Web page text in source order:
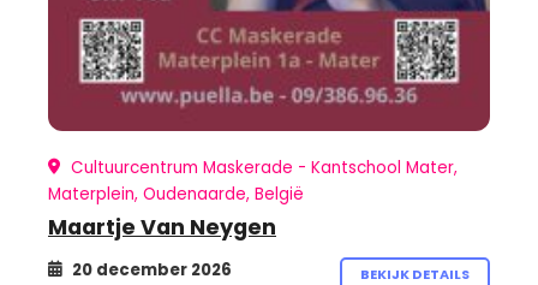
Cultuurcentrum Maskerade - Kantschool Mater,
Materplein, Oudenaarde, België
Maartje Van Neygen
20 december 2026 BEKIJK DETAILS